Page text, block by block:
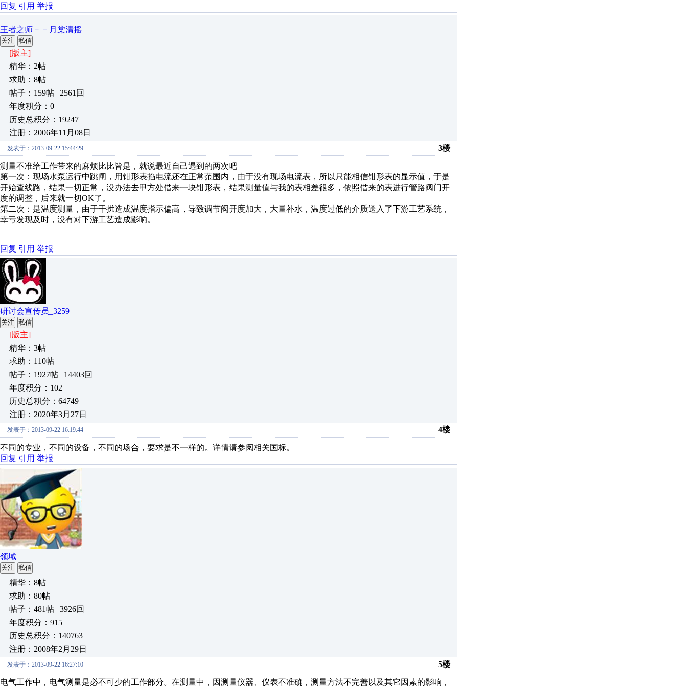
回复 引用 举报
王者之师－－月棠清摇
关注 私信
[版主]
精华：2帖
求助：8帖
帖子：159帖 | 2561回
年度积分：0
历史总积分：19247
注册：2006年11月08日
发表于：2013-09-22 15:44:29 3楼
测量不准给工作带来的麻烦比比皆是，就说最近自己遇到的两次吧
第一次：现场水泵运行中跳闸，用钳形表掐电流还在正常范围内，由于没有现场电流表，所以只能相信钳形表的显示值，于是
开始查线路，结果一切正常，没办法去甲方处借来一块钳形表，结果测量值与我的表相差很多，依照借来的表进行管路阀门开
度的调整，后来就一切OK了。
第二次：是温度测量，由于干扰造成温度指示偏高，导致调节阀开度加大，大量补水，温度过低的介质送入了下游工艺系统，
幸亏发现及时，没有对下游工艺造成影响。
回复 引用 举报
研讨会宣传员_3259
关注 私信
[版主]
精华：3帖
求助：110帖
帖子：1927帖 | 14403回
年度积分：102
历史总积分：64749
注册：2020年3月27日
发表于：2013-09-22 16:19:44 4楼
不同的专业，不同的设备，不同的场合，要求是不一样的。详情请参阅相关国标。
回复 引用 举报
领域
关注 私信
精华：8帖
求助：80帖
帖子：481帖 | 3926回
年度积分：915
历史总积分：140763
注册：2008年2月29日
发表于：2013-09-22 16:27:10 5楼
电气工作中，电气测量是必不可少的工作部分。在测量中，因测量仪器、仪表不准确，测量方法不完善以及其它因素的影响，